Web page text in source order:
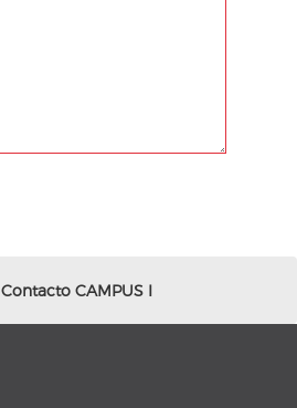
Contacto CAMPUS I